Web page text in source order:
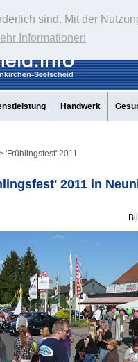
sind. Mit der
Informationen
Handwerk
'Frühlingsfest' 2011
2011 in